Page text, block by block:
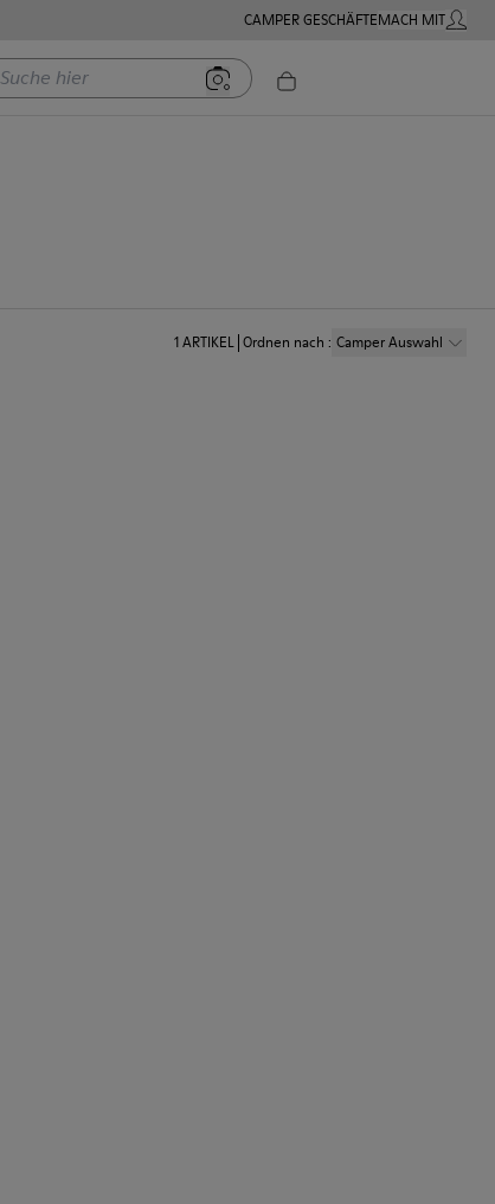
CAMPER GESCHÄFTEMACH MITMEIN
hier
1ARTIKEL Ordnen nach : Camper Auswahl